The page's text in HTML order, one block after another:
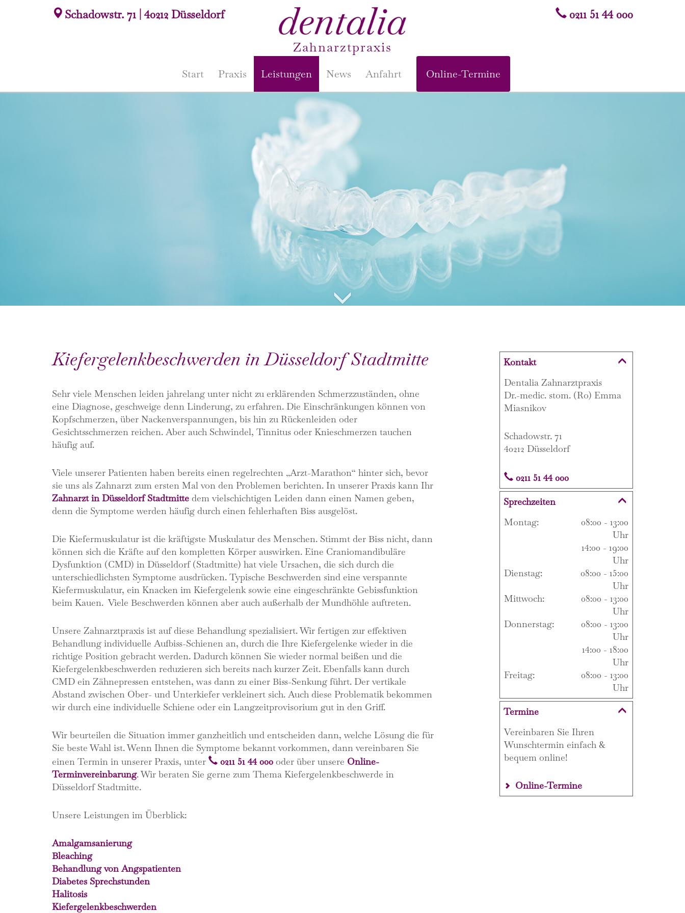
Schadowstr. 71 | 40212 Düsseldorf
Zahnarztpraxis
0211 51 44 000
Start Praxis Leistungen News Anfahrt Online-Termine
Kiefergelenkbeschwerden in Düsseldorf Stadtmitte
Sehr viele Menschen leiden jahrelang unter nicht zu erklärenden Schmerzzuständen, ohne
eine Diagnose, geschweige denn Linderung, zu erfahren. Die Einschränkungen können von
Kopfschmerzen, über Nackenverspannungen, bis hin zu Rückenleiden oder
Gesichtsschmerzen reichen. Aber auch Schwindel, Tinnitus oder Knieschmerzen tauchen
häufig auf.
Viele unserer Patienten haben bereits einen regelrechten „Arzt-Marathon“ hinter sich, bevor
sie uns als Zahnarzt zum ersten Mal von den Problemen berichten. In unserer Praxis kann Ihr
Zahnarzt in Düsseldorf Stadtmitte dem vielschichtigen Leiden dann einen Namen geben,
denn die Symptome werden häufig durch einen fehlerhaften Biss ausgelöst.
Die Kiefermuskulatur ist die kräftigste Muskulatur des Menschen. Stimmt der Biss nicht, dann
können sich die Kräfte auf den kompletten Körper auswirken. Eine Craniomandibuläre
Dysfunktion (CMD) in Düsseldorf (Stadtmitte) hat viele Ursachen, die sich durch die
unterschiedlichsten Symptome ausdrücken. Typische Beschwerden sind eine verspannte
Kiefermuskulatur, ein Knacken im Kiefergelenk sowie eine eingeschränkte Gebissfunktion
beim Kauen. Viele Beschwerden können aber auch außerhalb der Mundhöhle auftreten.
Unsere Zahnarztpraxis ist auf diese Behandlung spezialisiert. Wir fertigen zur effektiven
Behandlung individuelle Aufbiss-Schienen an, durch die Ihre Kiefergelenke wieder in die
richtige Position gebracht werden. Dadurch können Sie wieder normal beißen und die
Kiefergelenkbeschwerden reduzieren sich bereits nach kurzer Zeit. Ebenfalls kann durch
CMD ein Zähnepressen entstehen, was dann zu einer Biss-Senkung führt. Der vertikale
Abstand zwischen Ober- und Unterkiefer verkleinert sich. Auch diese Problematik bekommen
wir durch eine individuelle Schiene oder ein Langzeitprovisorium gut in den Griff.
Wir beurteilen die Situation immer ganzheitlich und entscheiden dann, welche Lösung die für
Sie beste Wahl ist. Wenn Ihnen die Symptome bekannt vorkommen, dann vereinbaren Sie
einen Termin in unserer Praxis, unter
0211 51 44 000 oder über unsere Online-
Terminvereinbarung. Wir beraten Sie gerne zum Thema Kiefergelenkbeschwerde in
Düsseldorf Stadtmitte.
Unsere Leistungen im Überblick:
Amalgamsanierung
Bleaching
Behandlung von Angspatienten
Diabetes Sprechstunden
Halitosis
Kiefergelenkbeschwerden
Kontakt
Dentalia Zahnarztpraxis
Dr.-medic. stom. (Ro) Emma
Miasnikov
Schadowstr. 71
40212 Düsseldorf
0211 51 44 000
Sprechzeiten
Montag:
08:00 - 13:00
Uhr
14:00 - 19:00
Uhr
Dienstag:
08:00 - 15:00
Uhr
Mittwoch:
08:00 - 13:00
Uhr
Donnerstag:
08:00 - 13:00
Uhr
14:00 - 18:00
Uhr
Freitag:
08:00 - 13:00
Uhr
Termine
Vereinbaren Sie Ihren
Wunschtermin einfach &
bequem online!
Online-Termine